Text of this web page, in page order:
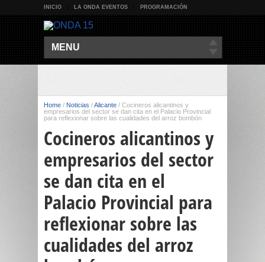
INICIO LA ONDA EVENTOS PROGRAMACIÓN
MENU
Home / Noticias /Alicante / Cocineros alicantinos y
empresarios del sector se dan cita en el Palacio Provincial
para reflexionar sobre las cualidades del arroz bombón
Cocineros alicantinos y
empresarios del sector
se dan cita en el
Palacio Provincial para
reflexionar sobre las
cualidades del arroz